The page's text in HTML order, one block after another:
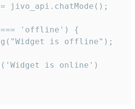
jivo_api.chatMode();
'offline') {
is offline");
is online')